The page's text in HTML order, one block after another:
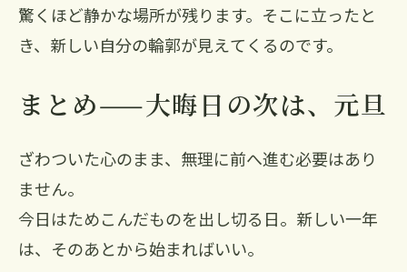
驚くほど静かな場所が残ります。そこに立ったと
き、新しい自分の輪郭が見えてくるのです。
まとめ——大晦日の次は、元旦
ざわついた心のまま、無理に前へ進む必要はあり
ません。
今日はためこんだものを出し切る日。新しい一年
は、そのあとから始まればいい。